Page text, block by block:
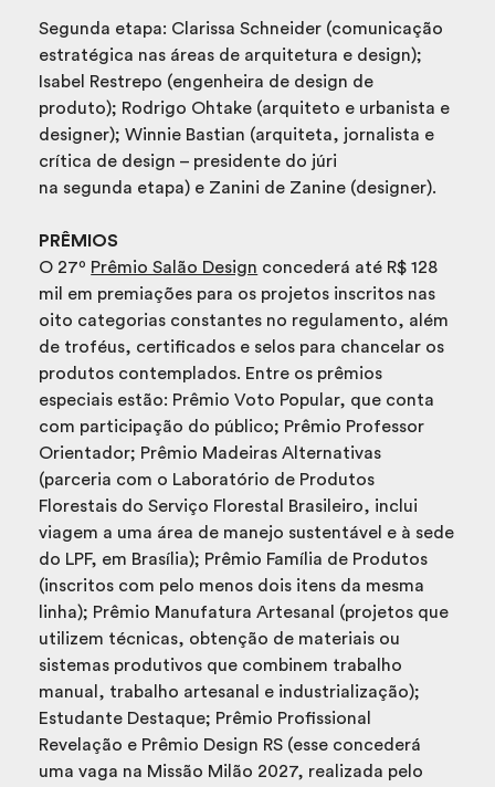
Segunda etapa: Clarissa Schneider (comunicação
estratégica nas áreas de arquitetura e design);
Isabel Restrepo (engenheira de design de
produto); Rodrigo Ohtake (arquiteto e urbanista e
designer); Winnie Bastian (arquiteta, jornalista e
crítica de design – presidente do júri
na segunda etapa) e Zanini de Zanine (designer).
PRÊMIOS
O 27º Prêmio Salão Design concederá até R$ 128
mil em premiações para os projetos inscritos nas
oito categorias constantes no regulamento, além
de troféus, certificados e selos para chancelar os
produtos contemplados. Entre os prêmios
especiais estão: Prêmio Voto Popular, que conta
com participação do público; Prêmio Professor
Orientador; Prêmio Madeiras Alternativas
(parceria com o Laboratório de Produtos
Florestais do Serviço Florestal Brasileiro, inclui
viagem a uma área de manejo sustentável e à sede
do LPF, em Brasília); Prêmio Família de Produtos
(inscritos com pelo menos dois itens da mesma
linha); Prêmio Manufatura Artesanal (projetos que
utilizem técnicas, obtenção de materiais ou
sistemas produtivos que combinem trabalho
manual, trabalho artesanal e industrialização);
Estudante Destaque; Prêmio Profissional
Revelação e Prêmio Design RS (esse concederá
uma vaga na Missão Milão 2027, realizada pelo